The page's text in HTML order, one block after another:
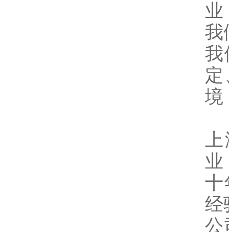
业
我
我
境
业
十
经
公